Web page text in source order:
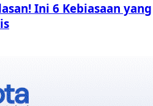
Ini 6 Kebiasaan yang